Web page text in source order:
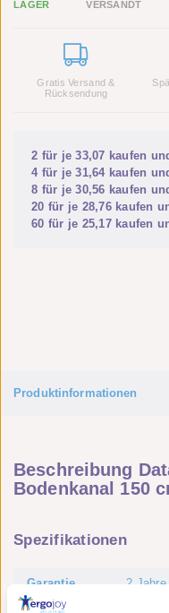
LAGER
VERSANDT
Gratis Versand &
Rücksendung
2 für je33,07 kaufen
4 für je31,64 kaufen
8 für je30,56 kaufen
20 für je 28,76kaufen
60 für je 25,17kaufen
Produktinformationen
Beschreibung
Bodenkanal 150
Spezifikationen
Garantie 2 Jahre